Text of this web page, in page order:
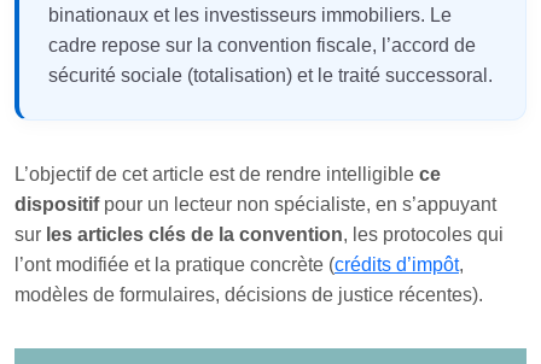
binationaux et les investisseurs immobiliers. Le
cadre repose sur la convention fiscale, l’accord de
sécurité sociale (totalisation) et le traité successoral.
L’objectif de cet article est de rendre intelligible ce
dispositifpour un lecteur non spécialiste, en s’appuyant
sur les articles clés de la convention, les protocoles qui
l’ont modifiée et la pratique concrète (crédits d’impôt,
modèles de formulaires, décisions de justice récentes).